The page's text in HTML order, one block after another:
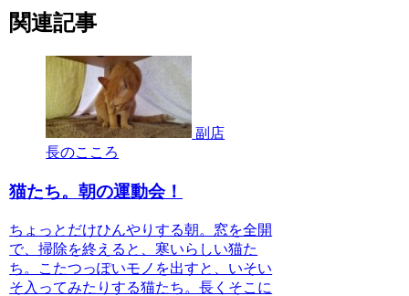
関連記事
副店
長のこころ
猫たち。朝の運動会！
ちょっとだけひんやりする朝。窓を全開
で、掃除を終えると、寒いらしい猫た
ち。こたつっぽいモノを出すと、いそい
そ入ってみたりする猫たち。長くそこに